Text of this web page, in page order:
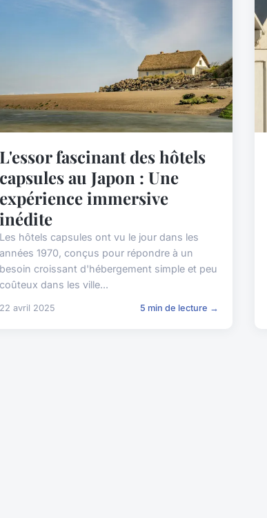
L'essor fascinant des hôtels
capsules au Japon : Une
expérience immersive
inédite
Les hôtels capsules ont vu le jour dans les
années 1970, conçus pour répondre à un
besoin croissant d'hébergement simple et peu
coûteux dans les ville...
22 avril 2025 5 min de lecture →